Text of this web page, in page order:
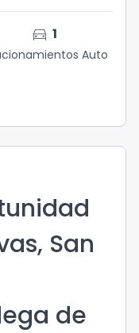
directions_car 1
Auto
San
de